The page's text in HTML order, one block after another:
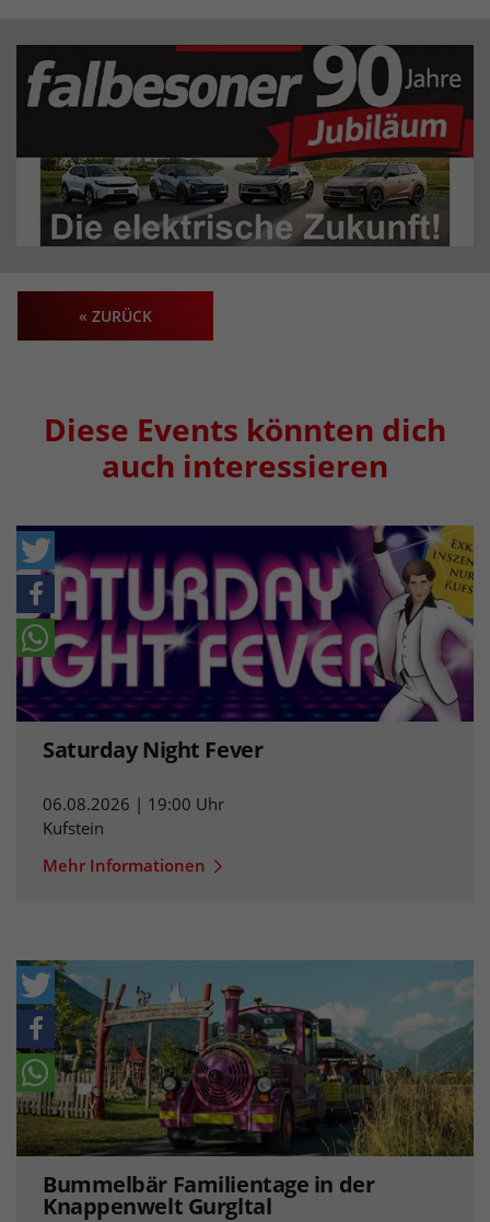
« ZURÜCK
Diese Events könnten dich
auch interessieren
Saturday Night Fever
06.08.2026 | 19:00 Uhr
Kufstein
Mehr Informationen
Bummelbär Familientage in der
Knappenwelt Gurgltal